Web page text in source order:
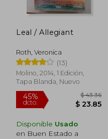
Leal / Allegiant
Roth, Veronica
(13)
Molino, 2014, 1 Edición,
Tapa Blanda, Nuevo
Disponible Usado
en Buen Estado a